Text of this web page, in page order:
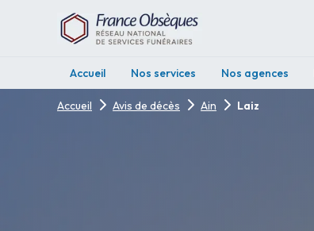
Accueil Nos services Nos agences
Accueil Avis de décès Ain Laiz